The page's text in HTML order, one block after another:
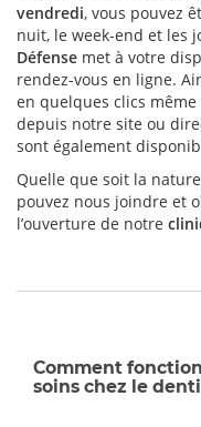
vendredi, vous pouvez
nuit, le week-end et les
Défense met à votre
rendez-vous en ligne.
en quelques clics
depuis notre site ou
sont également
Quelle que soit la
pouvez nous joindre et
l’ouverture de notre
Comment
soins chez le